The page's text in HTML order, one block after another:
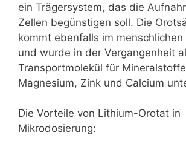
ein Trägersystem, das die
Zellen begünstigen soll. Die
kommt ebenfalls im menschlichen
und wurde in der Vergangenheit
Transportmolekül für
Magnesium, Zink und Calcium
Die Vorteile von Lithium-Orotat in
Mikrodosierung: